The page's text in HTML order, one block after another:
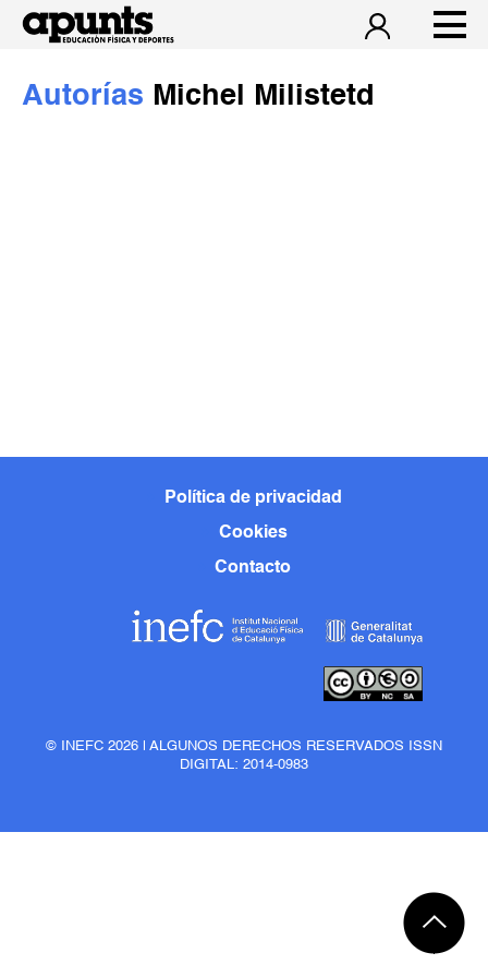
Autorías Michel Milistetd
Política de privacidad
Cookies
Contacto
© INEFC 2026 | ALGUNOS DERECHOS RESERVADOS ISSN
DIGITAL: 2014-0983